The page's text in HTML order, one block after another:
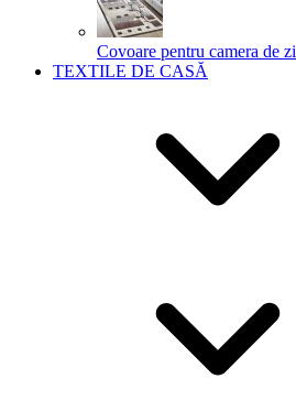
Covoare pentru camera de zi
TEXTILE DE CASĂ